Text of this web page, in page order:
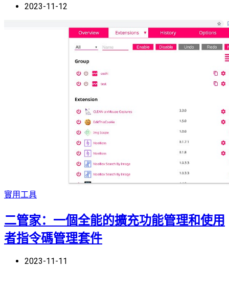
2023-11-12
實用工具
二管家：一個全能的擴充功能管理和使用
者指令碼管理套件
2023-11-11